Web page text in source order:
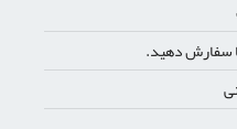
سفارش دهید.